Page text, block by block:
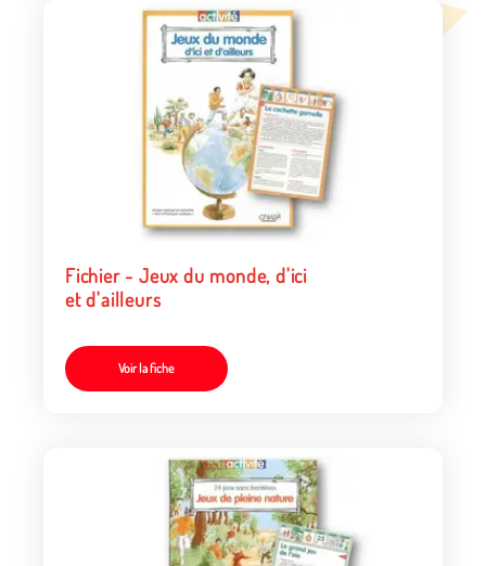
Fichier - Jeux du monde, d'ici
et d'ailleurs
Voir la fiche